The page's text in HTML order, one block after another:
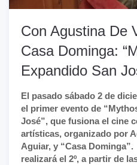
Con Agustina De
Casa Dominga:
Expandido San
El pasado sábado 2 de
el primer evento de
José”, que fusiona el cine
artísticas, organizado por
Aguiar, y “Casa
realizará el 2º, a partir de